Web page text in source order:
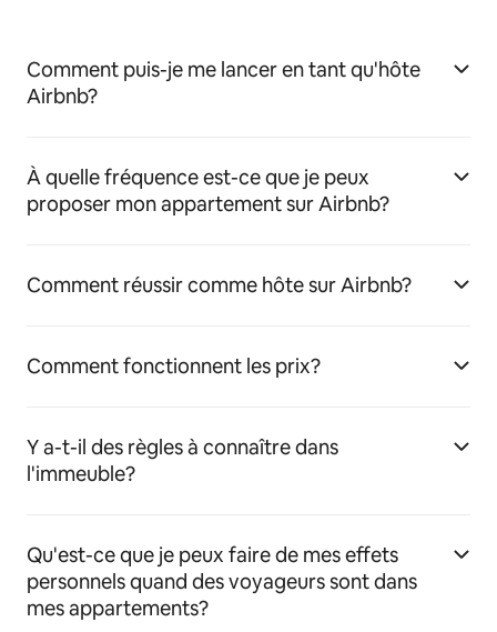
Comment puis-je me lancer en tant qu'hôte
Airbnb?
À quelle fréquence est-ce que je peux
proposer mon appartement sur Airbnb?
Comment réussir comme hôte sur Airbnb?
Comment fonctionnent les prix?
Y a-t-il des règles à connaître dans
l'immeuble?
Qu'est-ce que je peux faire de mes effets
personnels quand des voyageurs sont dans
mes appartements?